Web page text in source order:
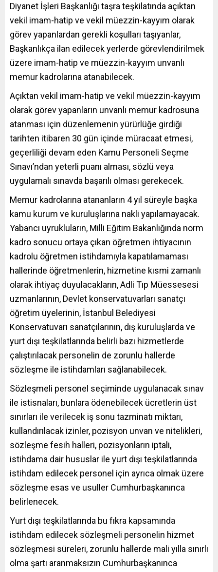
Diyanet İşleri Başkanlığı taşra teşkilatında açıktan
vekil imam-hatip ve vekil müezzin-kayyım olarak
görev yapanlardan gerekli koşulları taşıyanlar,
Başkanlıkça ilan edilecek yerlerde görevlendirilmek
üzere imam-hatip ve müezzin-kayyım unvanlı
memur kadrolarına atanabilecek.
Açıktan vekil imam-hatip ve vekil müezzin-kayyım
olarak görev yapanların unvanlı memur kadrosuna
atanması için düzenlemenin yürürlüğe girdiği
tarihten itibaren 30 gün içinde müracaat etmesi,
geçerliliği devam eden Kamu Personeli Seçme
Sınavı’ndan yeterli puanı alması, sözlü veya
uygulamalı sınavda başarılı olması gerekecek.
Memur kadrolarına atananların 4 yıl süreyle başka
kamu kurum ve kuruluşlarına nakli yapılamayacak.
Yabancı uyrukluların, Milli Eğitim Bakanlığında norm
kadro sonucu ortaya çıkan öğretmen ihtiyacının
kadrolu öğretmen istihdamıyla kapatılamaması
hallerinde öğretmenlerin, hizmetine kısmi zamanlı
olarak ihtiyaç duyulacakların, Adli Tıp Müessesesi
uzmanlarının, Devlet konservatuvarları sanatçı
öğretim üyelerinin, İstanbul Belediyesi
Konservatuvarı sanatçılarının, dış kuruluşlarda ve
yurt dışı teşkilatlarında belirli bazı hizmetlerde
çalıştırılacak personelin de zorunlu hallerde
sözleşme ile istihdamları sağlanabilecek.
Sözleşmeli personel seçiminde uygulanacak sınav
ile istisnaları, bunlara ödenebilecek ücretlerin üst
sınırları ile verilecek iş sonu tazminatı miktarı,
kullandırılacak izinler, pozisyon unvan ve nitelikleri,
sözleşme fesih halleri, pozisyonların iptali,
istihdama dair hususlar ile yurt dışı teşkilatlarında
istihdam edilecek personel için ayrıca olmak üzere
sözleşme esas ve usuller Cumhurbaşkanınca
belirlenecek.
Yurt dışı teşkilatlarında bu fıkra kapsamında
istihdam edilecek sözleşmeli personelin hizmet
sözleşmesi süreleri, zorunlu hallerde mali yılla sınırlı
olma şartı aranmaksızın Cumhurbaşkanınca